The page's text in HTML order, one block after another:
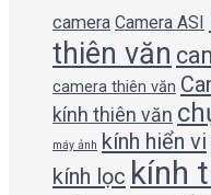
camera Camera ASI
thiên văn
camera thiên văn
kính thiên văn
máy ảnh kính hiển vi
kính lọc kính